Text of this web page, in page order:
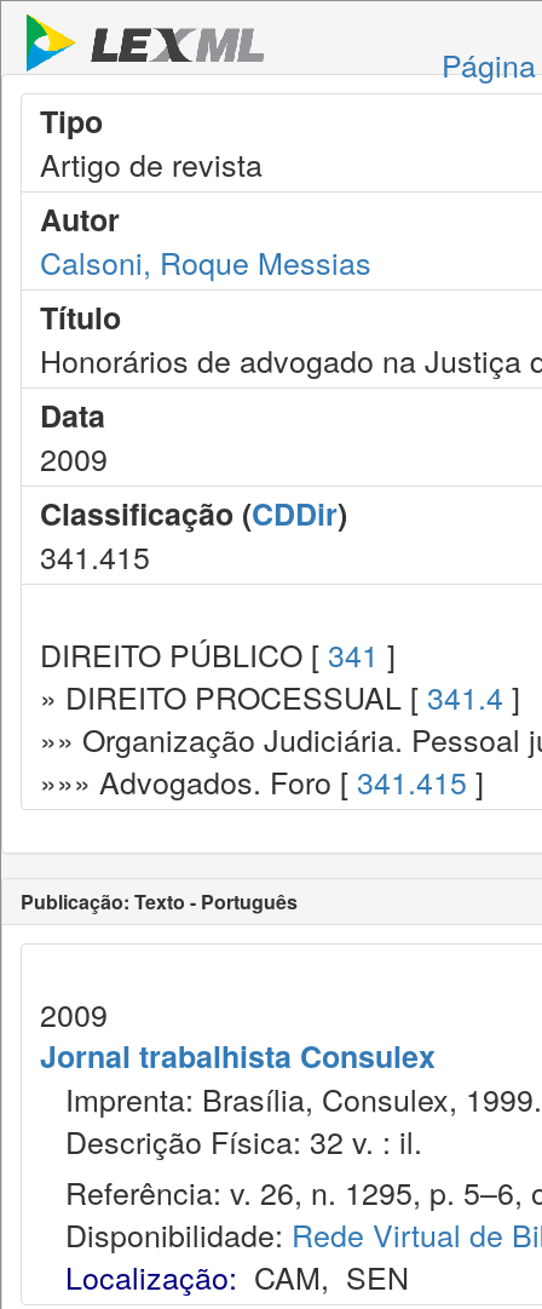
Tipo
Artigo de revista
Autor
Calsoni, Roque Messias
Título
Honorários de advogado na Justiça
Data
2009
Classificação (CDDir)
341.415
DIREITO PÚBLICO [ 341 ]
» DIREITO PROCESSUAL [ 341.4 ]
»» Organização Judiciária. Pessoal
»»» Advogados. Foro [ 341.415 ]
Publicação: Texto - Português
2009
Jornal trabalhista Consulex
Imprenta: Brasília, Consulex, 1999.
Descrição Física: 32 v. : il.
Referência: v. 26, n. 1295, p. 5–6,
Disponibilidade: Rede Virtual de
Localização: CAM, SEN